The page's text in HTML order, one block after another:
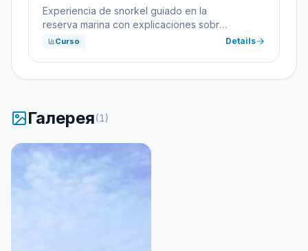
Experiencia de snorkel guiado en la
reserva marina con explicaciones sobre
la biodiversidad.
Curso Details
Галерея(1)